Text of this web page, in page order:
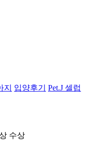
지 입양후기
Pet.J 셀럽
수상